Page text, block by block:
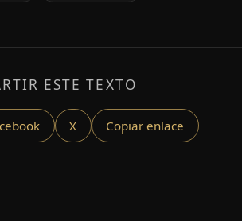
ESTE TEXTO
X Copiar enlace